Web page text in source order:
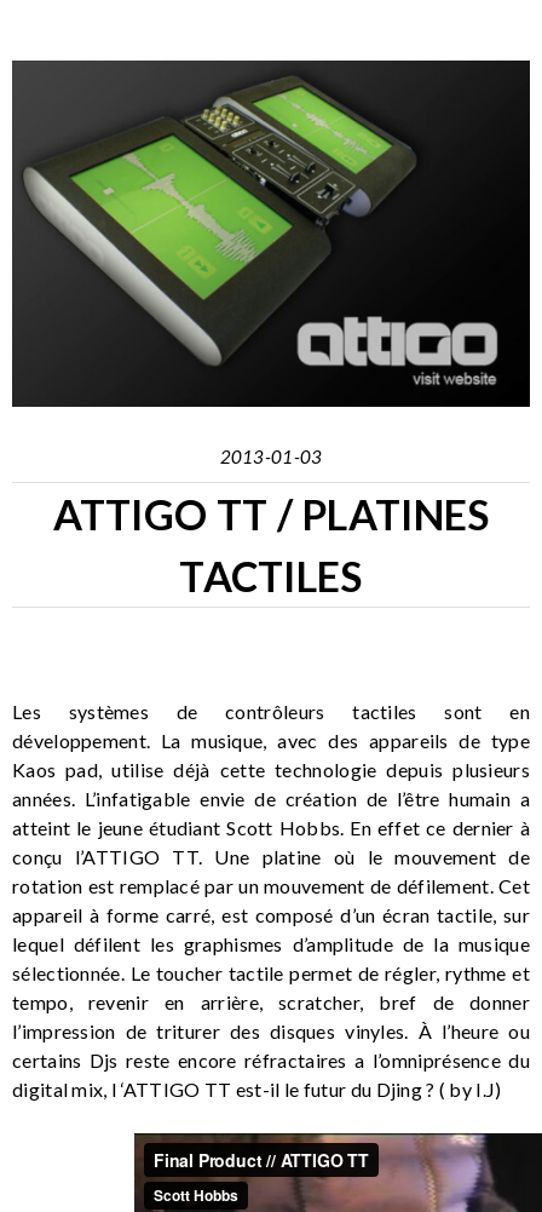
2013-01-03
ATTIGO TT / PLATINES
TACTILES
Les systèmes de contrôleurs tactiles sont en
développement. La musique, avec des appareils de type
Kaos pad, utilise déjà cette technologie depuis plusieurs
années. L’infatigable envie de création de l’être humain a
atteint le jeune étudiant Scott Hobbs. En effet ce dernier à
conçu l’ATTIGO TT. Une platine où le mouvement de
rotation est remplacé par un mouvement de défilement. Cet
appareil à forme carré, est composé d’un écran tactile, sur
lequel défilent les graphismes d’amplitude de la musique
sélectionnée. Le toucher tactile permet de régler, rythme et
tempo, revenir en arrière, scratcher, bref de donner
l’impression de triturer des disques vinyles. À l’heure ou
certains Djs reste encore réfractaires a l’omniprésence du
digital mix, l ‘ATTIGO TT est-il le futur du Djing ? ( by I.J)